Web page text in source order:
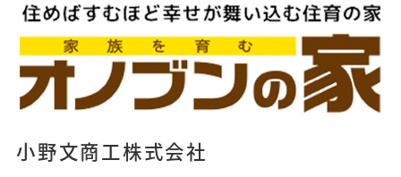
小野文商工株式会社